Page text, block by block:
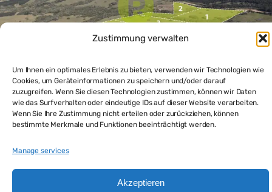
Zustimmung verwalten
Um Ihnen ein optimales Erlebnis zu bieten, verwenden wir Technologien wie
Cookies, um Geräteinformationen zu speichern und/oder darauf
zuzugreifen. Wenn Sie diesen Technologien zustimmen, können wir Daten
wie das Surfverhalten oder eindeutige IDs auf dieser Website verarbeiten.
Wenn Sie Ihre Zustimmung nicht erteilen oder zurückziehen, können
bestimmte Merkmale und Funktionen beeinträchtigt werden.
Manage services
Akzeptieren
Uruguay Grundstück für kleine Landwirtschaft kaufen –
Ihr Landgut für autonomes Leben im idyllischen
Hinterland